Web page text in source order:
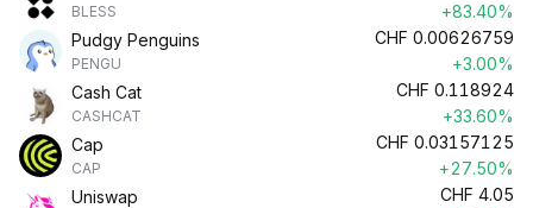
BLESS
+83.40%
Pudgy Penguins
PENGU
CHF 0.00626759
+3.00%
Cash Cat
CASHCAT
CHF 0.118924
+33.60%
Cap
CAP
CHF 0.03157125
+27.50%
Uniswap
CHF 4.05